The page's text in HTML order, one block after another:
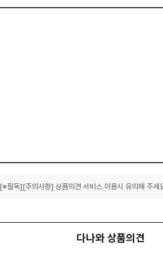
[※필독][주의사항] 상품의견 서비스 이용시 유의해 주세
다나와 상품의견